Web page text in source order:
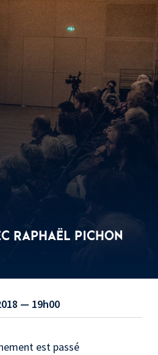
RAPHAËL PICHON
— 19h00
est passé